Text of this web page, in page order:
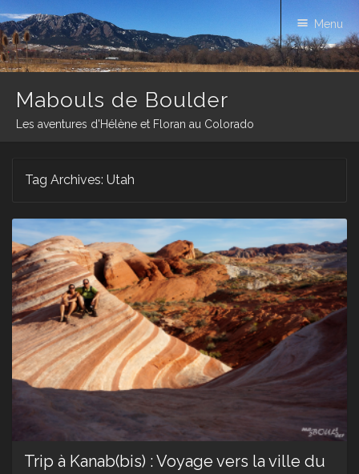
Mabouls de Boulder
Les aventures d'Hélène et Floran au Colorado
Menu
Tag Archives: Utah
Trip à Kanab(bis) : Voyage vers la ville du